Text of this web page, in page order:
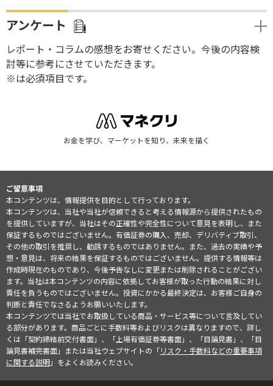
アンケート
レポート・コラムの感想をお寄せください。今後の内容検
討等に参考にさせていただきます。
※は必須項目です。
お金を学び、マーケットを知り、未来を描く
ご留意事項
本コンテンツは、情報提供を目的として行っております。
本コンテンツは、当社や当社が信頼できると考える情報源から提供されたもの
を提供していますが、当社はその正確性や完全性について意見を表明し、また
保証するものではございません。有価証券の購入、売却、デリバティブ取引、
その他の取引を推奨し、勧誘するものではありません。また、過去の実績や予
想・意見は、将来の結果を保証するものではございません。提供する情報等は
作成時現在のものであり、今後予告なしに変更または削除されることがござい
ます。当社は本コンテンツの内容に依拠してお客様が取った行動の結果に対し
責任を負うものではございません。投資にかかる最終決定は、お客様ご自身の
判断と責任でなさるようお願いいたします。
本コンテンツでは当社でお取扱している商品・サービス等について言及してい
る部分があります。商品ごとに手数料等およびリスクは異なりますので、詳し
くは「契約締結前交付書面」、「上場有価証券等書面」、「目論見書」、「目
論見書補完書面」または当社ウェブサイトの「リスク・手数料などの重要事項
に関する説明」をよくお読みください。